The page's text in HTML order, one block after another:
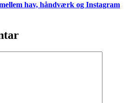
hav, håndværk og Instagram